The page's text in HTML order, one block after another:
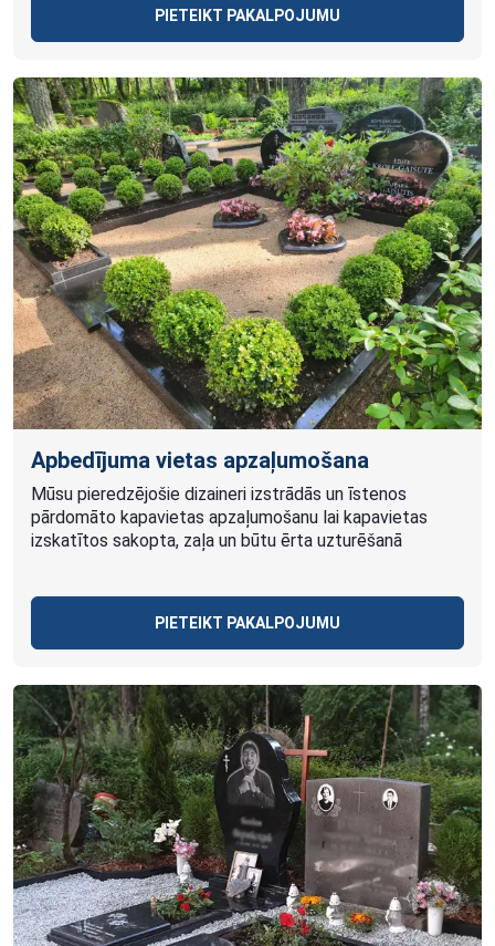
PIETEIKT PAKALPOJUMU
Apbedījuma vietas apzaļumošana
Mūsu pieredzējošie dizaineri izstrādās un īstenos
pārdomāto kapavietas apzaļumošanu lai kapavietas
izskatītos sakopta, zaļa un būtu ērta uzturēšanā
PIETEIKT PAKALPOJUMU